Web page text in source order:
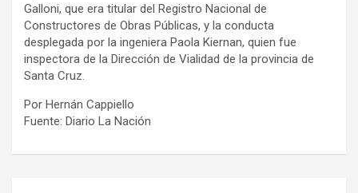
Galloni, que era titular del Registro Nacional de
Constructores de Obras Públicas, y la conducta
desplegada por la ingeniera Paola Kiernan, quien fue
inspectora de la Dirección de Vialidad de la provincia de
Santa Cruz.
Por Hernán Cappiello
Fuente: Diario La Nación